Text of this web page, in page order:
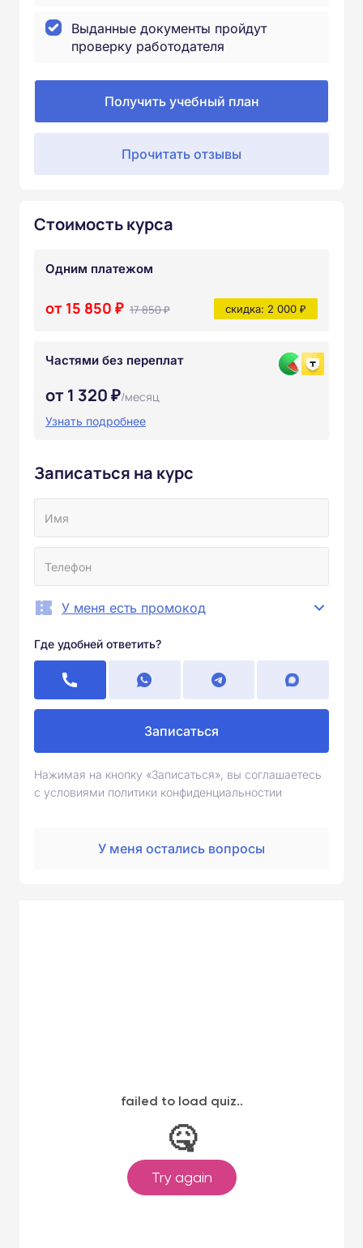
Выданные документы пройдут
проверку работодателя
Получить учебный план
Прочитать отзывы
Стоимость курса
Одним платежом
от 15 850 ₽ 17 850 ₽ скидка: 2 000 ₽
Частями без переплат
от 1 320 ₽/месяц
Узнать подробнее
Записаться на курс
У меня есть промокод
Где удобней ответить?
Записаться
Нажимая на кнопку «Записаться», вы соглашаетесь
с условиями политики конфиденциальностии
У меня остались вопросы